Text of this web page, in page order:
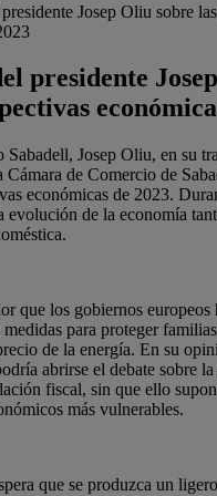
Josep Oliu sobre
presidente
Sabadell, Josep Oliu, en su
Cámara de Comercio de
económicas de 2023.
evolución de la economía
que los gobiernos europeos
para proteger
de la energía. En su
abrirse el debate sobre
fiscal, sin que ello
más vulnerables.
que se produzca un